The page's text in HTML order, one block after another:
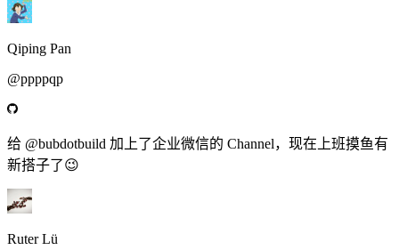
Qiping Pan
@ppppqp
给 @bubdotbuild 加上了企业微信的 Channel，现在上班摸鱼有
新搭子了😉
Ruter Lü